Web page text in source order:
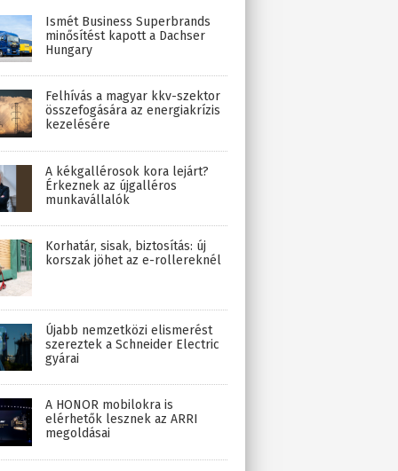
Ismét Business Superbrands
minősítést kapott a Dachser
Hungary
Felhívás a magyar kkv-szektor
összefogására az energiakrízis
kezelésére
A kékgallérosok kora lejárt?
Érkeznek az újgalléros
munkavállalók
Korhatár, sisak, biztosítás: új
korszak jöhet az e-rollereknél
Újabb nemzetközi elismerést
szereztek a Schneider Electric
gyárai
A HONOR mobilokra is
elérhetők lesznek az ARRI
megoldásai